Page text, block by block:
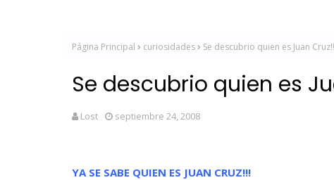
Página Principal curiosidades Se descubrio quien es Juan Cruz!!
Se descubrio quien es
Lost septiembre 24, 2008
YA SE SABE QUIEN ES JUAN CRUZ!!!